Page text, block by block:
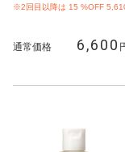
※2回目以降は 15 %OFF
通常価格 6,600